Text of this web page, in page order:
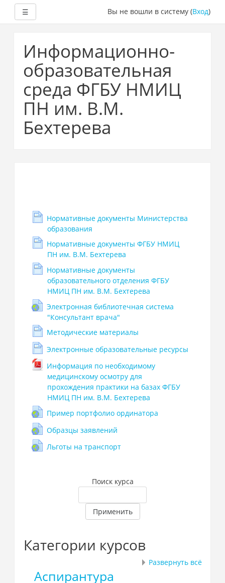
основному
содержанию
☰ Вы не вошли в систему (Вход)
Информационно-
образовательная
среда ФГБУ НМИЦ
ПН им. В.М.
Бехтерева
Нормативные документы Министерства
образования
Нормативные документы ФГБУ НМИЦ
ПН им. В.М. Бехтерева
Нормативные документы
образовательного отделения ФГБУ
НМИЦ ПН им. В.М. Бехтерева
Электронная библиотечная система
"Консультант врача"
Методические материалы
Электронные образовательные ресурсы
Информация по необходимому
медицинскому осмотру для
прохождения практики на базах ФГБУ
НМИЦ ПН им. В.М. Бехтерева
Пример портфолио ординатора
Образцы заявлений
Льготы на транспорт
Поиск курса
Применить
Категории курсов
Развернуть всё
Аспирантура